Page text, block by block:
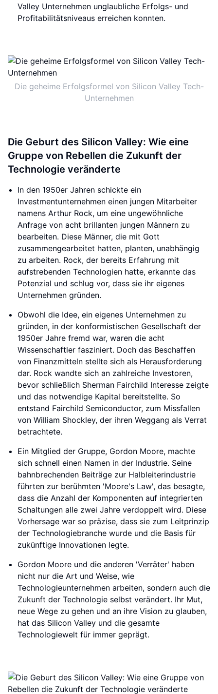
Valley Unternehmen unglaubliche Erfolgs- und
Profitabilitätsniveaus erreichen konnten.
Die geheime Erfolgsformel von Silicon Valley Tech-
Unternehmen
Die Geburt des Silicon Valley: Wie eine
Gruppe von Rebellen die Zukunft der
Technologie veränderte
In den 1950er Jahren schickte ein
Investmentunternehmen einen jungen Mitarbeiter
namens Arthur Rock, um eine ungewöhnliche
Anfrage von acht brillanten jungen Männern zu
bearbeiten. Diese Männer, die mit Gott
zusammengearbeitet hatten, planten, unabhängig
zu arbeiten. Rock, der bereits Erfahrung mit
aufstrebenden Technologien hatte, erkannte das
Potenzial und schlug vor, dass sie ihr eigenes
Unternehmen gründen.
Obwohl die Idee, ein eigenes Unternehmen zu
gründen, in der konformistischen Gesellschaft der
1950er Jahre fremd war, waren die acht
Wissenschaftler fasziniert. Doch das Beschaffen
von Finanzmitteln stellte sich als Herausforderung
dar. Rock wandte sich an zahlreiche Investoren,
bevor schließlich Sherman Fairchild Interesse zeigte
und das notwendige Kapital bereitstellte. So
entstand Fairchild Semiconductor, zum Missfallen
von William Shockley, der ihren Weggang als Verrat
betrachtete.
Ein Mitglied der Gruppe, Gordon Moore, machte
sich schnell einen Namen in der Industrie. Seine
bahnbrechenden Beiträge zur Halbleiterindustrie
führten zur berühmten 'Moore's Law', das besagte,
dass die Anzahl der Komponenten auf integrierten
Schaltungen alle zwei Jahre verdoppelt wird. Diese
Vorhersage war so präzise, dass sie zum Leitprinzip
der Technologiebranche wurde und die Basis für
zukünftige Innovationen legte.
Gordon Moore und die anderen 'Verräter' haben
nicht nur die Art und Weise, wie
Technologieunternehmen arbeiten, sondern auch die
Zukunft der Technologie selbst verändert. Ihr Mut,
neue Wege zu gehen und an ihre Vision zu glauben,
hat das Silicon Valley und die gesamte
Technologiewelt für immer geprägt.